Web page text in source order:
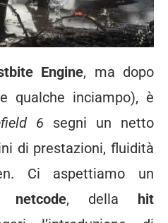
Engine, ma dopo
qualche inciampo), è
6 segni un netto
di prestazioni, fluidità
Ci aspettiamo un
netcode, della hit